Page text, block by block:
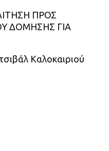
ΠΡΟΣ
ΔΟΜΗΣΗΣ ΓΙΑ
Καλοκαιριού